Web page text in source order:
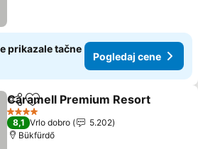
prikazale tačne
Pogledaj cene
Deli Dodati u favorite
Caramell Premium Resort
4 Zvezdice
8,1 Vrlo dobro
5.202
Bükfürdő